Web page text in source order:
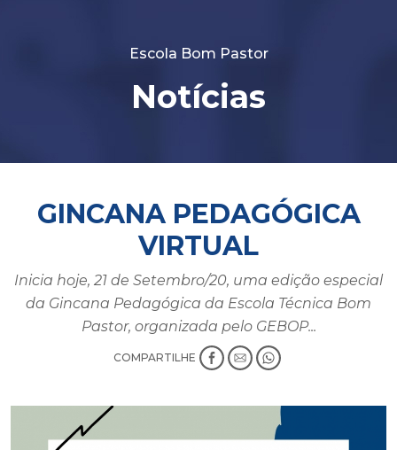
Escola Bom Pastor
Notícias
GINCANA PEDAGÓGICA
VIRTUAL
Inicia hoje, 21 de Setembro/20, uma edição especial
da Gincana Pedagógica da Escola Técnica Bom
Pastor, organizada pelo GEBOP...
COMPARTILHE